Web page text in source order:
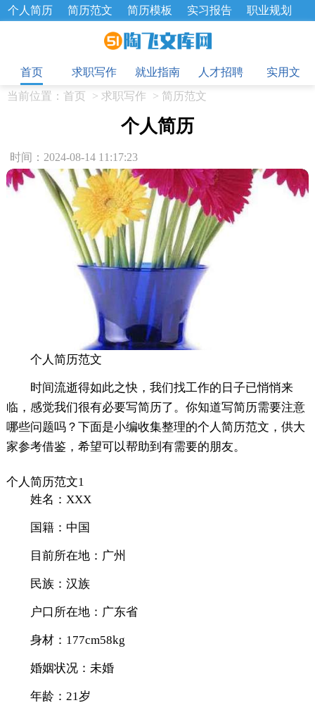
个人简历 简历范文 简历模板 实习报告
职业规划
招聘选拔 绩效考核 企业文化
工作总结
辞职报告
首页
求职写作 就业指南 人才招聘
实用文
当前位置： 首页 > 求职写作 > 简历范文
个人简历
时间：2024-08-14 11:17:23
个人简历范文
时间流逝得如此之快，我们找工作的日子已悄悄来
临，感觉我们很有必要写简历了。你知道写简历需要注意
哪些问题吗？下面是小编收集整理的个人简历范文，供大
家参考借鉴，希望可以帮助到有需要的朋友。
个人简历范文1
姓名：XXX
国籍：中国
目前所在地：广州
民族：汉族
户口所在地：广东省
身材：177cm58kg
婚姻状况：未婚
年龄：21岁